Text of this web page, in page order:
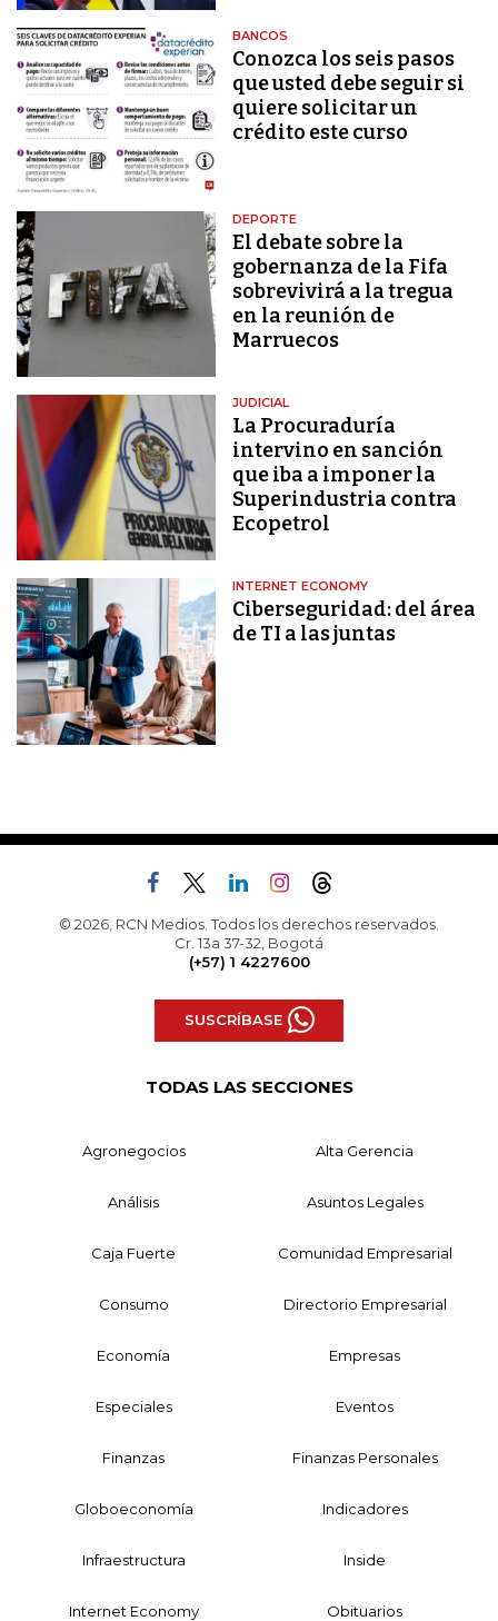
BANCOS
Conozca los seis pasos
que usted debe seguir si
quiere solicitar un
crédito este curso
DEPORTE
El debate sobre la
gobernanza de la Fifa
sobrevivirá a la tregua
en la reunión de
Marruecos
JUDICIAL
La Procuraduría
intervino en sanción
que iba a imponer la
Superindustria contra
Ecopetrol
INTERNET ECONOMY
Ciberseguridad: del área
de TI a las juntas
© 2026, RCN Medios. Todos los derechos reservados.
Cr. 13a 37-32, Bogotá
(+57) 1 4227600
SUSCRÍBASE
TODAS LAS SECCIONES
Agronegocios Alta Gerencia
Análisis Asuntos Legales
Caja Fuerte Comunidad Empresarial
Consumo Directorio Empresarial
Economía Empresas
Especiales Eventos
Finanzas Finanzas Personales
Globoeconomía Indicadores
Infraestructura Inside
Internet Economy Obituarios